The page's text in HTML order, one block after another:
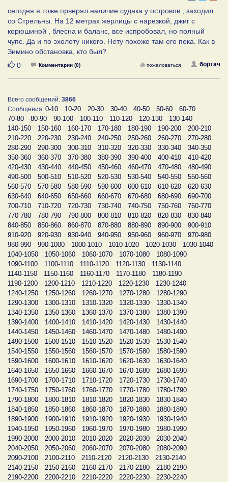
сегодня я тоже прверял наличие судака у островов , заходил
со Стрельны. На 12 метрах жерлицы с нарезкой, джиг с
корюшиной , блесна и баланс, все испробовал, но полный
чупс. Да и по эхолоту никого. Нету похоже там его пока. Как в
Зимино обстановка, кто был?
Нравится
0 Комментарии (0) бортач
пожаловаться
Всего сообщений: 3866
Сообщения: 0-10 10-20 20-30 30-40 40-50 50-60
60-70
70-80
80-90 90-100 100-110 110-120 120-130
130-140
140-150
150-160 160-170 170-180 180-190 190-200
200-210
210-220
220-230 230-240 240-250 250-260 260-270
270-280
280-290
290-300 300-310 310-320 320-330 330-340
340-350
350-360
360-370 370-380 380-390 390-400 400-410
410-420
420-430
430-440 440-450 450-460 460-470 470-480
480-490
490-500
500-510 510-520 520-530 530-540 540-550
550-560
560-570
570-580 580-590 590-600 600-610 610-620
620-630
630-640
640-650 650-660 660-670 670-680 680-690
690-700
700-710
710-720 720-730 730-740 740-750 750-760
760-770
770-780
780-790 790-800 800-810 810-820 820-830
830-840
840-850
850-860 860-870 870-880 880-890 890-900
900-910
910-920
920-930 930-940 940-950 950-960 960-970
970-980
980-990
990-1000 1000-1010 1010-1020 1020-1030
1030-1040
1040-1050
1050-1060 1060-1070 1070-1080
1080-1090
1090-1100
1100-1110 1110-1120 1120-1130
1130-1140
1140-1150
1150-1160 1160-1170 1170-1180
1180-1190
1190-1200
1200-1210 1210-1220 1220-1230
1230-1240
1240-1250
1250-1260 1260-1270 1270-1280
1280-1290
1290-1300
1300-1310 1310-1320 1320-1330
1330-1340
1340-1350
1350-1360 1360-1370 1370-1380
1380-1390
1390-1400
1400-1410 1410-1420 1420-1430
1430-1440
1440-1450
1450-1460 1460-1470 1470-1480
1480-1490
1490-1500
1500-1510 1510-1520 1520-1530
1530-1540
1540-1550
1550-1560 1560-1570 1570-1580
1580-1590
1590-1600
1600-1610 1610-1620 1620-1630
1630-1640
1640-1650
1650-1660 1660-1670 1670-1680
1680-1690
1690-1700
1700-1710 1710-1720 1720-1730
1730-1740
1740-1750
1750-1760 1760-1770 1770-1780
1780-1790
1790-1800
1800-1810 1810-1820 1820-1830
1830-1840
1840-1850
1850-1860 1860-1870 1870-1880
1880-1890
1890-1900
1900-1910 1910-1920 1920-1930
1930-1940
1940-1950
1950-1960 1960-1970 1970-1980
1980-1990
1990-2000
2000-2010 2010-2020 2020-2030
2030-2040
2040-2050
2050-2060 2060-2070 2070-2080
2080-2090
2090-2100
2100-2110 2110-2120 2120-2130
2130-2140
2140-2150
2150-2160 2160-2170 2170-2180
2180-2190
2190-2200
2200-2210 2210-2220 2220-2230
2230-2240